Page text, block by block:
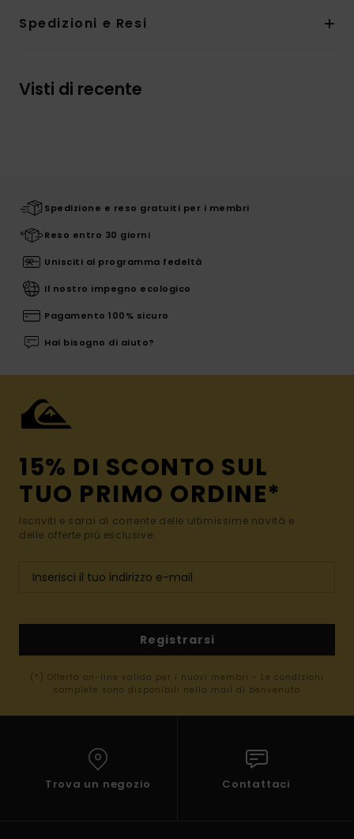
Spedizioni e Resi
Visti di recente
Spedizione e reso gratuiti per i membri
Reso entro 30 giorni
Unisciti al programma fedeltà
Il nostro impegno ecologico
Pagamento 100% sicuro
Hai bisogno di aiuto?
15% DI SCONTO SUL
TUO PRIMO ORDINE*
Iscriviti e sarai al corrente delle ultimissime novità e
delle offerte più esclusive.
Registrarsi
(*) Offerta on-line valida per i nuovi membri - Le condizioni
complete sono disponibili nella mail di benvenuto
Trova un negozio Contattaci